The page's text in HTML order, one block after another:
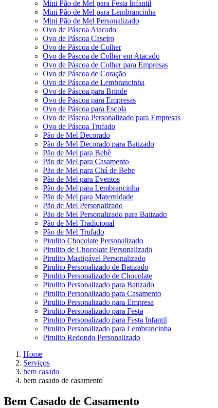
Mini Pão de Mel para Festa Infantil
Mini Pão de Mel para Lembrancinha
Mini Pão de Mel Personalizado
Ovo de Páscoa Atacado
Ovo de Páscoa Caseiro
Ovo de Páscoa de Colher
Ovo de Páscoa de Colher em Atacado
Ovo de Páscoa de Colher para Empresas
Ovo de Páscoa de Coração
Ovo de Páscoa de Lembrancinha
Ovo de Páscoa para Brinde
Ovo de Páscoa para Empresas
Ovo de Páscoa para Escola
Ovo de Páscoa Personalizado para Empresas
Ovo de Páscoa Trufado
Pão de Mel Decorado
Pão de Mel Decorado para Batizado
Pão de Mel para Bebê
Pão de Mel para Casamento
Pão de Mel para Chá de Bebe
Pão de Mel para Eventos
Pão de Mel para Lembrancinha
Pão de Mel para Maternidade
Pão de Mel Personalizado
Pão de Mel Personalizado para Batizado
Pão de Mel Tradicional
Pão de Mel Trufado
Pirulito Chocolate Personalizado
Pirulito de Chocolate Personalizado
Pirulito Mastigável Personalizado
Pirulito Personalizado de Batizado
Pirulito Personalizado de Chocolate
Pirulito Personalizado para Batizado
Pirulito Personalizado para Casamento
Pirulito Personalizado para Empresa
Pirulito Personalizado para Festa
Pirulito Personalizado para Festa Infantil
Pirulito Personalizado para Lembrancinha
Pirulito Redondo Personalizado
Home
Serviços
bem casado
bem casado de casamento
Bem Casado de Casamento